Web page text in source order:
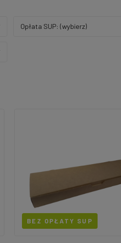
Opłata SUP: (wybierz)
BEZ OPŁATY SUP